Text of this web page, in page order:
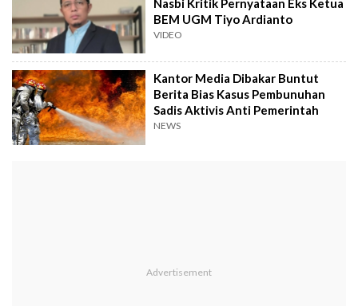
Nasbi Kritik Pernyataan Eks Ketua
BEM UGM Tiyo Ardianto
VIDEO
Kantor Media Dibakar Buntut
Berita Bias Kasus Pembunuhan
Sadis Aktivis Anti Pemerintah
NEWS